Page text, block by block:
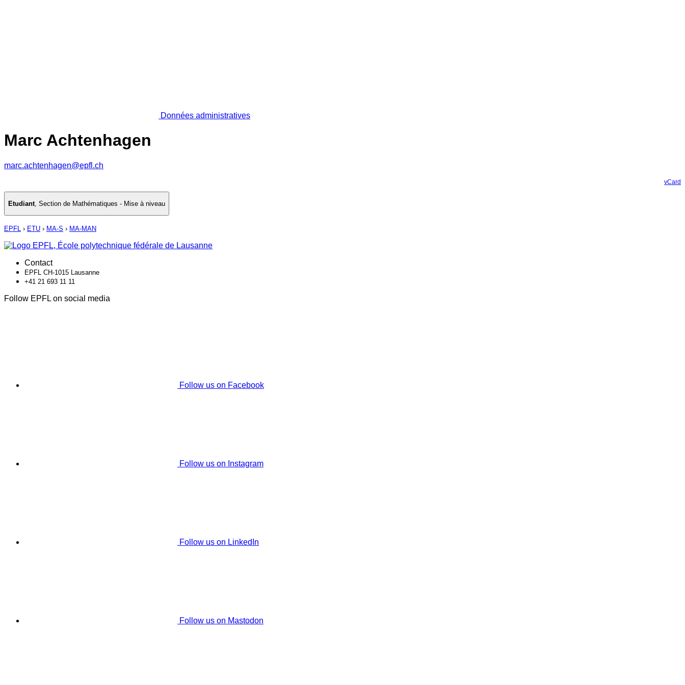
Données administratives
Marc Achtenhagen
marc.achtenhagen@epfl.ch
vCard
Etudiant, Section de Mathématiques - Mise à niveau
EPFL › ETU › MA-S › MA-MAN
Contact
EPFL CH-1015 Lausanne
+41 21 693 11 11
Follow EPFL on social media
Follow us on Facebook
Follow us on Instagram
Follow us on LinkedIn
Follow us on Mastodon